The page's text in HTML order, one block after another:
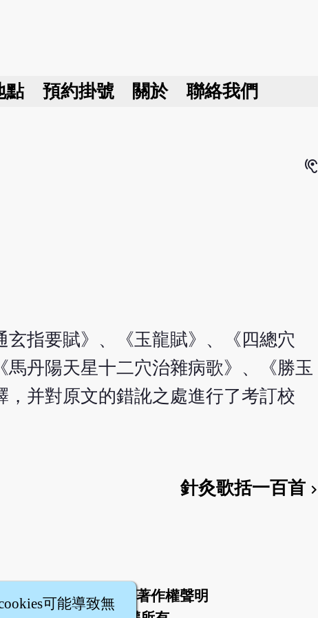
點 預約掛號 關於 聯絡我們
hearing
指要賦》、《玉龍賦》、《四總穴
丹陽天星十二穴治雜病歌》、《勝玉
并對原文的錯訛之處進行了考訂校
針灸歌括一百首 chevron_right
款 隱私權條款
著作權聲明
可能導致無